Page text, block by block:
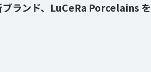
ランド、LuCeRa Porcelains を